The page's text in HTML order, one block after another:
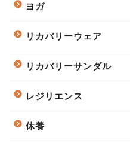
ヨガ
リカバリーウェア
リカバリーサンダル
レジリエンス
休養